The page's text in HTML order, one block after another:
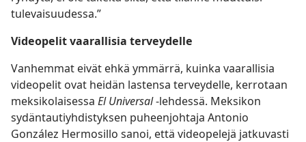
tulevaisuudessa.”
Videopelit vaarallisia terveydelle
Vanhemmat eivät ehkä ymmärrä, kuinka vaarallisia
videopelit ovat heidän lastensa terveydelle, kerrotaan
meksikolaisessa El Universal-lehdessä. Meksikon
sydäntautiyhdistyksen puheenjohtaja Antonio
González Hermosillo sanoi, että videopelejä jatkuvasti